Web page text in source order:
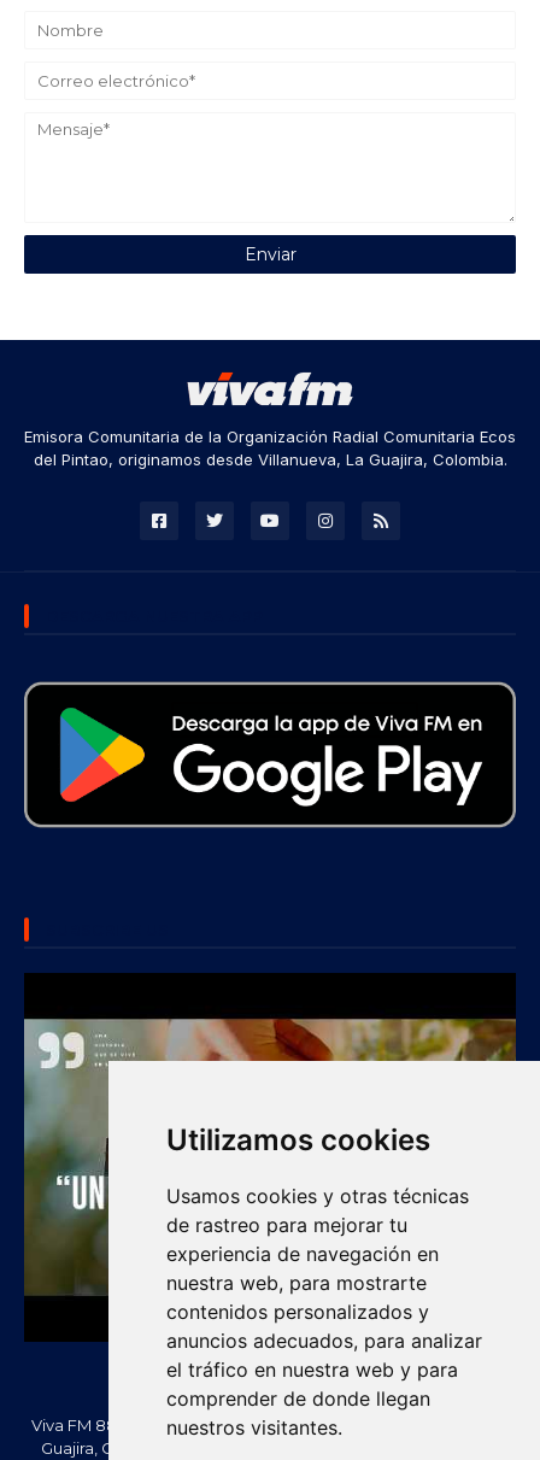
Utilizamos cookies
Usamos cookies y otras técnicas
de rastreo para mejorar tu
experiencia de navegación en
nuestra web, para mostrarte
contenidos personalizados y
anuncios adecuados, para analizar
el tráfico en nuestra web y para
comprender de donde llegan
nuestros visitantes.
Emisora Comunitaria de la Organización Radial Comunitaria Ecos
del Pintao, originamos desde Villanueva, La Guajira, Colombia.
Viva FM 88.2 FM es una emisora comunitaria de Villanueva, La
Guajira, Colombia. Información, noticias, cultura, vallenato y